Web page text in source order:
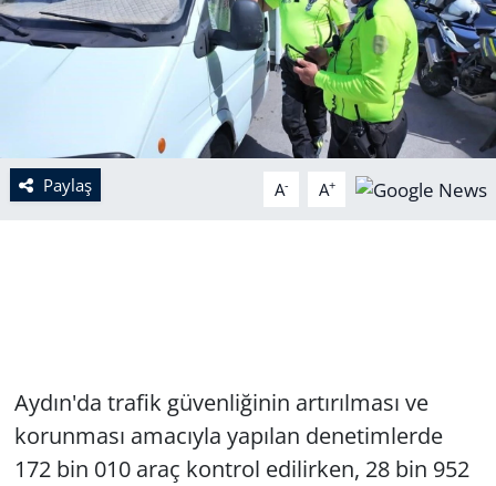
Paylaş A- A+
Aydın'da trafik güvenliğinin artırılması ve
korunması amacıyla yapılan denetimlerde
172 bin 010 araç kontrol edilirken, 28 bin 952